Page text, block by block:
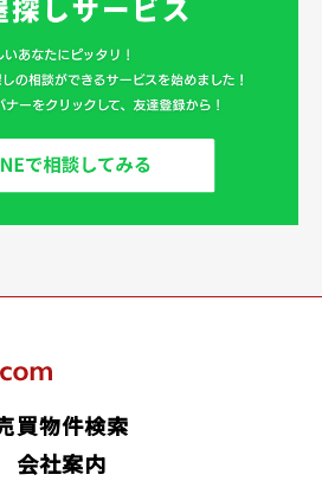
買物件検索
会社案内